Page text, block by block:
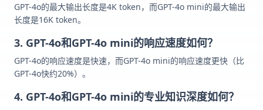
GPT-4o的最大输出长度是4K token，而GPT-4o mini的最大输出
长度是16K token。
3. GPT-4o和GPT-4o mini的响应速度如何？
GPT-4o的响应速度是快速，而GPT-4o mini的响应速度更快（比
GPT-4o快约20%）。
4. GPT-4o和GPT-4o mini的专业知识深度如何？